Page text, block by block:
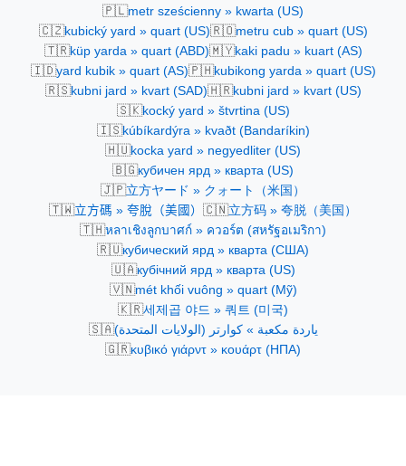
🇵🇱metr sześcienny » kwarta (US)
🇨🇿kubický yard » quart (US)🇷🇴metru cub » quart (US)
🇹🇷küp yarda » quart (ABD)🇲🇾kaki padu » kuart (AS)
🇮🇩yard kubik » quart (AS)🇵🇭kubikong yarda » quart (US)
🇷🇸kubni jard » kvart (SAD)🇭🇷kubni jard » kvart (US)
🇸🇰kocký yard » štvrtina (US)
🇮🇸kúbíkardýra » kvaðt (Bandaríkin)
🇭🇺kocka yard » negyedliter (US)
🇧🇬кубичен ярд » кварта (US)
🇯🇵立方ヤード » クォート（米国）
🇹🇼立方碼 » 夸脫（美國） 🇨🇳立方码 » 夸脱（美国）
🇹🇭หลาเชิงลูกบาศก์ » ควอร์ต (สหรัฐอเมริกา)
🇷🇺кубический ярд » кварта (США)
🇺🇦кубічний ярд » кварта (US)
🇻🇳mét khối vuông » quart (Mỹ)
🇰🇷세제곱 야드 » 쿼트 (미국)
🇸🇦ياردة مكعبة » كوارتر (الولايات المتحدة)
🇬🇷κυβικό γιάρντ » κουάρτ (ΗΠΑ)